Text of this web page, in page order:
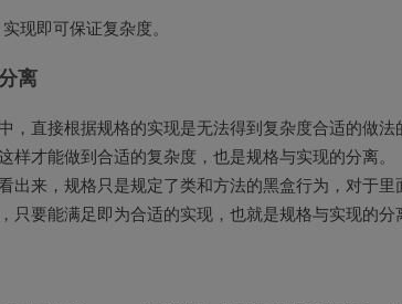
现即可保证复杂度。
离
，直接根据规格的实现是无法得到复杂度合适的做
样才能做到合适的复杂度，也是规格与实现的分离。
出来，规格只是规定了类和方法的黑盒行为，对于
只要能满足即为合适的实现，也就是规格与实现的分